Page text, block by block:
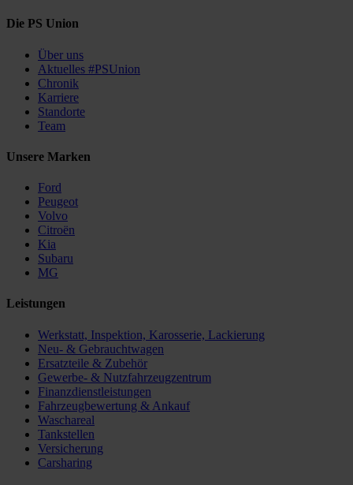
Die PS Union
Über uns
Aktuelles #PSUnion
Chronik
Karriere
Standorte
Team
Unsere Marken
Ford
Peugeot
Volvo
Citroën
Kia
Subaru
MG
Leistungen
Werkstatt, Inspektion, Karosserie, Lackierung
Neu- & Gebrauchtwagen
Ersatzteile & Zubehör
Gewerbe- & Nutzfahrzeugzentrum
Finanzdienstleistungen
Fahrzeugbewertung & Ankauf
Waschareal
Tankstellen
Versicherung
Carsharing